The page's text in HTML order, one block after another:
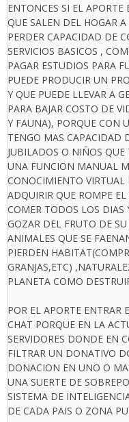
ENTONCES SI EL APORTE
QUE SALEN DEL HOGAR
PERDER CAPACIDAD DE
SERVICIOS BASICOS ,
PAGAR ESTUDIOS PARA
PUEDE PRODUCIR UN
Y QUE PUEDE LLEVAR A
PARA BAJAR COSTO DE
Y FAUNA), PORQUE CON
TENGO MAS CAPACIDAD
JUBILADOS O NIÑOS QUE
UNA FUNCION MANUAL
CONOCIMIENTO VIRTUAL
ADQUIRIR QUE ROMPE
COMER TODOS LOS DIAS
GOZAR DEL FRUTO DE
ANIMALES QUE SE
PIERDEN
GRANJAS,ETC)
PLANETA COMO
POR EL APORTE
CHAT PORQUE EN LA
SERVIDORES DONDE EN
FILTRAR UN DONATIVO
DONACION EN UNO O
UNA SUERTE DE
SISTEMA DE
DE CADA PAIS O ZONA